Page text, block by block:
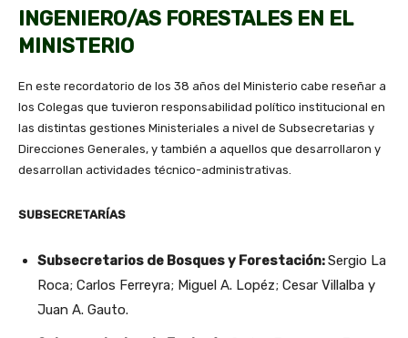
INGENIERO/AS FORESTALES EN EL
MINISTERIO
En este recordatorio de los 38 años del Ministerio cabe reseñar a
los Colegas que tuvieron responsabilidad político institucional en
las distintas gestiones Ministeriales a nivel de Subsecretarias y
Direcciones Generales, y también a aquellos que desarrollaron y
desarrollan actividades técnico-administrativas.
SUBSECRETARÍAS
Subsecretarios de Bosques y Forestación:Sergio La
Roca; Carlos Ferreyra; Miguel A. Lopéz; Cesar Villalba y
Juan A. Gauto.